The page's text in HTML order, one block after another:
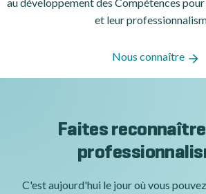
et leur
Nous connaître
Faites
C'est aujourd'hui le jour où vous